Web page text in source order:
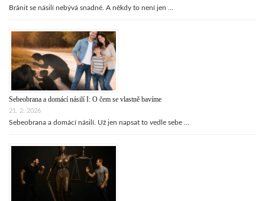
Bránit se násilí nebývá snadné. A někdy to není jen …
Sebeobrana a domácí násilí I: O čem se vlastně bavíme
21. 2. 2026
Sebeobrana a domácí násilí. Už jen napsat to vedle sebe …